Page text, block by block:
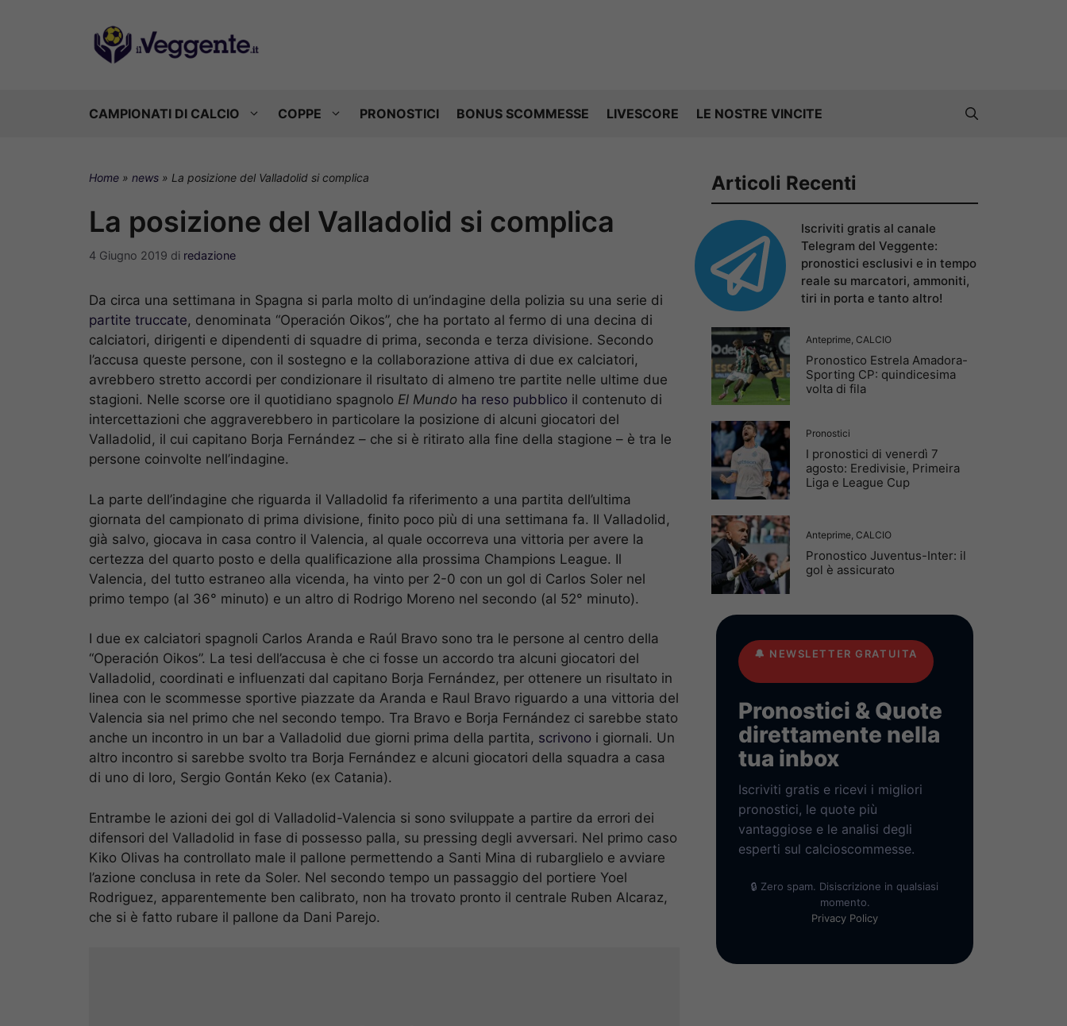
CAMPIONATI DI CALCIO COPPE PRONOSTICI BONUS SCOMMESSE LIVESCORE LE NOSTRE VINCITE
Home » news » La posizione del Valladolid si complica
La posizione del Valladolid si complica
4 Giugno 2019 di redazione
Da circa una settimana in Spagna si parla molto di un’indagine della polizia su una serie di
partite truccate, denominata “Operación Oikos”, che ha portato al fermo di una decina di
calciatori, dirigenti e dipendenti di squadre di prima, seconda e terza divisione. Secondo
l’accusa queste persone, con il sostegno e la collaborazione attiva di due ex calciatori,
avrebbero stretto accordi per condizionare il risultato di almeno tre partite nelle ultime due
stagioni. Nelle scorse ore il quotidiano spagnolo El Mundo ha reso pubblico il contenuto di
intercettazioni che aggraverebbero in particolare la posizione di alcuni giocatori del
Valladolid, il cui capitano Borja Fernández – che si è ritirato alla fine della stagione – è tra le
persone coinvolte nell’indagine.
La parte dell’indagine che riguarda il Valladolid fa riferimento a una partita dell’ultima
giornata del campionato di prima divisione, finito poco più di una settimana fa. Il Valladolid,
già salvo, giocava in casa contro il Valencia, al quale occorreva una vittoria per avere la
certezza del quarto posto e della qualificazione alla prossima Champions League. Il
Valencia, del tutto estraneo alla vicenda, ha vinto per 2-0 con un gol di Carlos Soler nel
primo tempo (al 36° minuto) e un altro di Rodrigo Moreno nel secondo (al 52° minuto).
I due ex calciatori spagnoli Carlos Aranda e Raúl Bravo sono tra le persone al centro della
“Operación Oikos”. La tesi dell’accusa è che ci fosse un accordo tra alcuni giocatori del
Valladolid, coordinati e influenzati dal capitano Borja Fernández, per ottenere un risultato in
linea con le scommesse sportive piazzate da Aranda e Raul Bravo riguardo a una vittoria del
Valencia sia nel primo che nel secondo tempo. Tra Bravo e Borja Fernández ci sarebbe stato
anche un incontro in un bar a Valladolid due giorni prima della partita, scrivono i giornali. Un
altro incontro si sarebbe svolto tra Borja Fernández e alcuni giocatori della squadra a casa
di uno di loro, Sergio Gontán Keko (ex Catania).
Entrambe le azioni dei gol di Valladolid-Valencia si sono sviluppate a partire da errori dei
difensori del Valladolid in fase di possesso palla, su pressing degli avversari. Nel primo caso
Kiko Olivas ha controllato male il pallone permettendo a Santi Mina di rubarglielo e avviare
l’azione conclusa in rete da Soler. Nel secondo tempo un passaggio del portiere Yoel
Rodriguez, apparentemente ben calibrato, non ha trovato pronto il centrale Ruben Alcaraz,
che si è fatto rubare il pallone da Dani Parejo.
Articoli Recenti
Iscriviti gratis al canale
Telegram del Veggente:
pronostici esclusivi e in tempo
reale su marcatori, ammoniti,
tiri in porta e tanto altro!
Anteprime, CALCIO
Pronostico Estrela Amadora-
Sporting CP: quindicesima
volta di fila
Pronostici
I pronostici di venerdì 7
agosto: Eredivisie, Primeira
Liga e League Cup
Anteprime, CALCIO
Pronostico Juventus-Inter: il
gol è assicurato
🔔 NEWSLETTER GRATUITA
Pronostici & Quote
direttamente nella
tua inbox
Iscriviti gratis e ricevi i migliori
pronostici, le quote più
vantaggiose e le analisi degli
esperti sul calcioscommesse.
🔒 Zero spam. Disiscrizione in qualsiasi
momento.
Privacy Policy